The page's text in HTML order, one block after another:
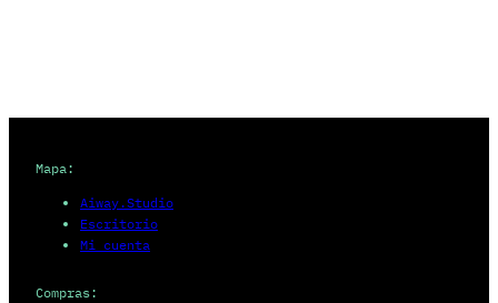
Mapa:
Aiway.Studio
Escritorio
Mi cuenta
Compras: